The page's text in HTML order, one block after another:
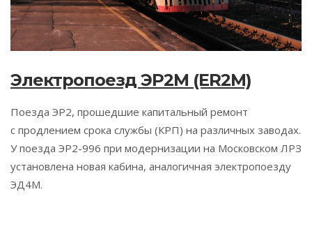
Электропоезд ЭР2М (ER2M)
Поезда ЭР2, прошедшие капитальный ремонт
с продлением срока службы (КРП) на различных заводах.
У поезда ЭР2-996 при модернизации на Московском ЛРЗ
установлена новая кабина, аналогичная электропоезду
ЭД4М.